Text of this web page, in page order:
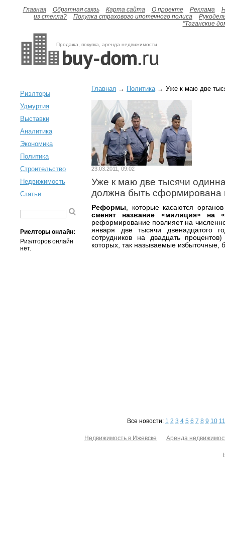
Главная Обратная связь Карта сайта О проекте Реклама
из стекла?
Покупка страхового ипотечного полиса
"Таганские
Продажа, покупка, аренда недвижимости
Риэлторы
Удмуртия
Выставки
Аналитика
Экономика
Политика
Строительство
Недвижимость
Статьи
Риелторы онлайн:
Риэлторов онлайн
нет.
Главная → Политика→ Уже к маю две
23.03.2011, 09:02
Уже к маю две тысячи
должна быть сформирована
Реформы, которые касаются
сменят название «милиция» на
реформирование повлияет на
января две тысячи двенадцатого
сотрудников на двадцать
которых, так называемые избыточные,
Все новости: 1 2 3 4 5 6 7 8 9 10 11
Недвижимость в Ижевске Аренда